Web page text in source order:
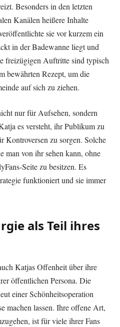
Besonders in den letzten
Kanälen heißere Inhalte
sie vor kurzem ein
in der Badewanne liegt und
freizügigen Auftritte sind typisch
bewährten Rezept, um die
auf sich zu ziehen.
nur für Aufsehen, sondern
es versteht, ihr Publikum zu
Kontroversen zu sorgen. Solche
man von ihr sehen kann, ohne
Seite zu besitzen. Es
funktioniert und sie immer
als Teil ihres
Katjas Offenheit über ihre
öffentlichen Persona. Die
einer Schönheitsoperation
machen lassen. Ihre offene Art,
ist für viele ihrer Fans